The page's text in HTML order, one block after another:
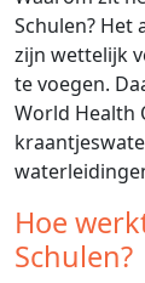
Schulen?
zijn wettelijk
te voegen.
World Health
Hoe
Schulen?